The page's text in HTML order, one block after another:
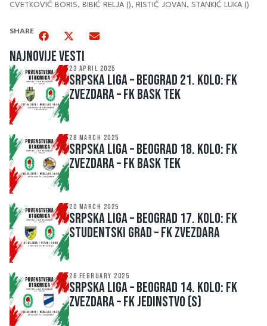
CVETKOVIĆ BORIS, BIBIĆ RELJA (), RISTIĆ JOVAN, STANKIĆ LUKA ()
SHARE
Najnovije vesti
23 APRIL 2025
SRPSKA LIGA – BEOGRAD 21. kolo: FK
ZVEZDARA – FK BASK TEK
28 MARCH 2025
SRPSKA LIGA – BEOGRAD 18. kolo: FK
ZVEZDARA – FK BASK TEK
20 MARCH 2025
SRPSKA LIGA – BEOGRAD 17. kolo: FK
STUDENTSKI GRAD – FK ZVEZDARA
26 FEBRUARY 2025
SRPSKA LIGA – BEOGRAD 14. kolo: FK
ZVEZDARA – FK JEDINSTVO (S)